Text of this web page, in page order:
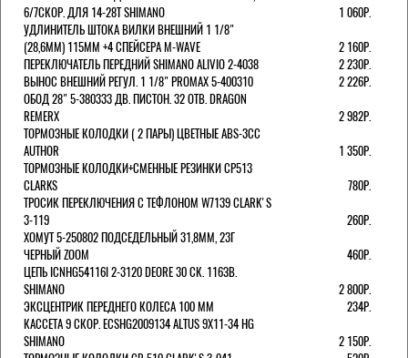
6/7СКОР. ДЛЯ 14-28T SHIMANO
1 060Р.
УДЛИНИТЕЛЬ ШТОКА ВИЛКИ ВНЕШНИЙ 1 1/8"
(28,6ММ) 115ММ +4 СПЕЙСЕРА M-WAVE
2 160Р.
ПЕРЕКЛЮЧАТЕЛЬ ПЕРЕДНИЙ SHIMANO ALIVIO 2-4038
2 230Р.
ВЫНОС ВНЕШНИЙ РЕГУЛ. 1 1/8" PROMAX 5-400310
2 226Р.
ОБОД 28" 5-380333 ДВ. ПИСТОН. 32 ОТВ. DRAGON
REMERX
2 982Р.
ТОРМОЗНЫЕ КОЛОДКИ ( 2 ПАРЫ) ЦВЕТНЫЕ ABS-3CC
AUTHOR
1 350Р.
ТОРМОЗНЫЕ КОЛОДКИ+СМЕННЫЕ РЕЗИНКИ CP513
CLARKS
780Р.
ТРОСИК ПЕРЕКЛЮЧЕНИЯ С ТЕФЛОНОМ W7139 СLARK'S
3-119
260Р.
ХОМУТ 5-250802 ПОДСЕДЕЛЬНЫЙ 31,8ММ, 23Г
ЧЕРНЫЙ ZOOM
460Р.
ЦЕПЬ ICNHG54116I 2-3120 DEORE 30 СК. 116ЗВ.
SHIMANO
2 800Р.
ЭКСЦЕНТРИК ПЕРЕДНЕГО КОЛЕСА 100 ММ
234Р.
КАССЕТА 9 СКОР. ECSHG2009134 ALTUS 9Х11-34 HG
SHIMANO
2 150Р.